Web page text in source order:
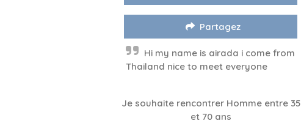
Partagez
Hi my name is airada i come from
Thailand nice to meet everyone
Je souhaite rencontrer Homme entre 35
et 70 ans